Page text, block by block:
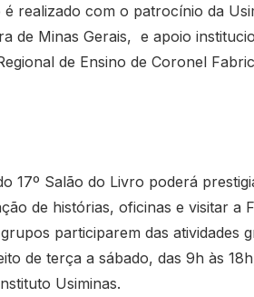
realizado com o patrocínio da
de Minas Gerais, e apoio
de Ensino de Coronel
17º Salão do Livro poderá
de histórias, oficinas e visitar a
participarem das atividades
de terça a sábado, das 9h às
Usiminas.